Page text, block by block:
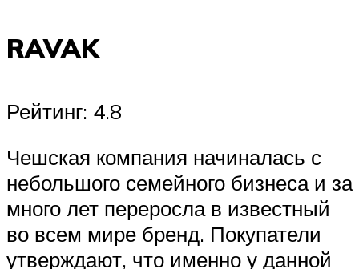
RAVAK
Рейтинг: 4.8
Чешская компания начиналась с
небольшого семейного бизнеса и за
много лет переросла в известный
во всем мире бренд. Покупатели
утверждают, что именно у данной